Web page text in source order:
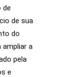
de
de sua
do
ampliar a
pela
e